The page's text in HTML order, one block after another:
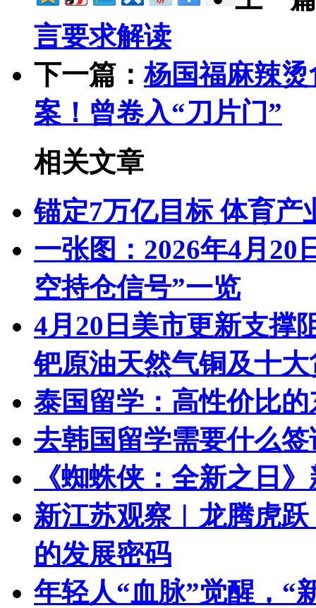
言要求解读
下一篇：杨国福麻辣
案！曾卷入“刀片门”
相关文章
锚定7万亿目标 体育产
一张图：2026年4月20
空持仓信号”一览
4月20日美市更新支撑
钯原油天然气铜及十
泰国留学：高性价比
去韩国留学需要什么签
《蜘蛛侠：全新之日
新江苏观察︱龙腾虎
的发展密码
年轻人“血脉”觉醒，“